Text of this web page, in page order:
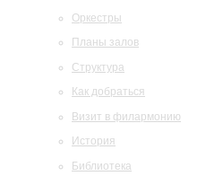
Оркестры
Планы залов
Структура
Как добраться
Визит в филармонию
История
Библиотека